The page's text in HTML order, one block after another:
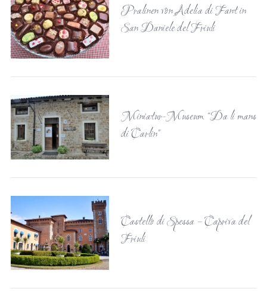
Pralinen von Adelia di Fant in
San Daniele del Friuli
Miniatur-Museum “Da li mans
di Carlin”
Castello di Spessa – Capriva del
Friuli